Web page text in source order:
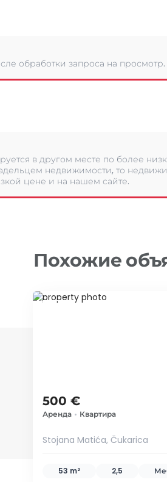
обработки запроса на просмотр.
в другом месте по более
недвижимости, то
цене и на нашем сайте.
Похожие
ID 70981
500 €
Аренда • Квартира
Stojana Matića, Čukarica
53 m² 2,5